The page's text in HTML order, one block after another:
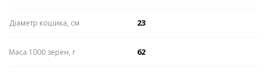
Діаметр кошика, см 23
Маса 1000 зерен, г 62